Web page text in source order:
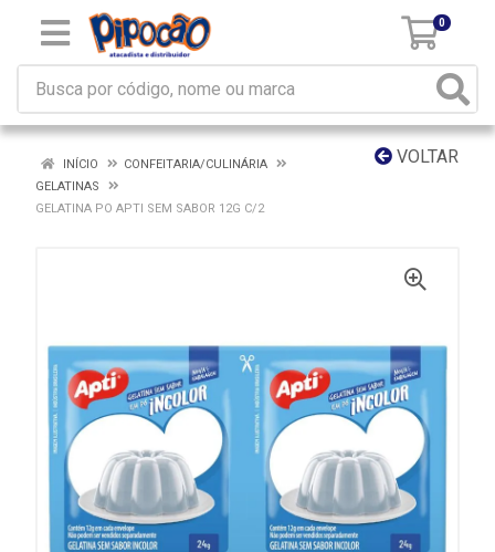
0
VOLTAR
INÍCIO
CONFEITARIA/CULINÁRIA
GELATINAS
GELATINA PO APTI SEM SABOR 12G C/2